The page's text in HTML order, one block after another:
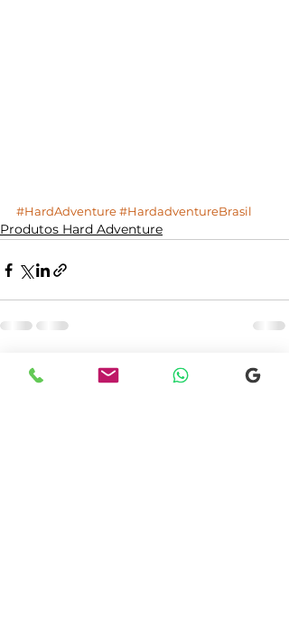
#HardAdventure#HardadventureBrasil
Produtos Hard Adventure
Comentários